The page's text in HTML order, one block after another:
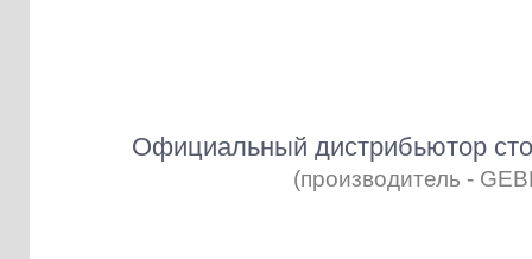
Официальный дистрибьютор
(производитель -